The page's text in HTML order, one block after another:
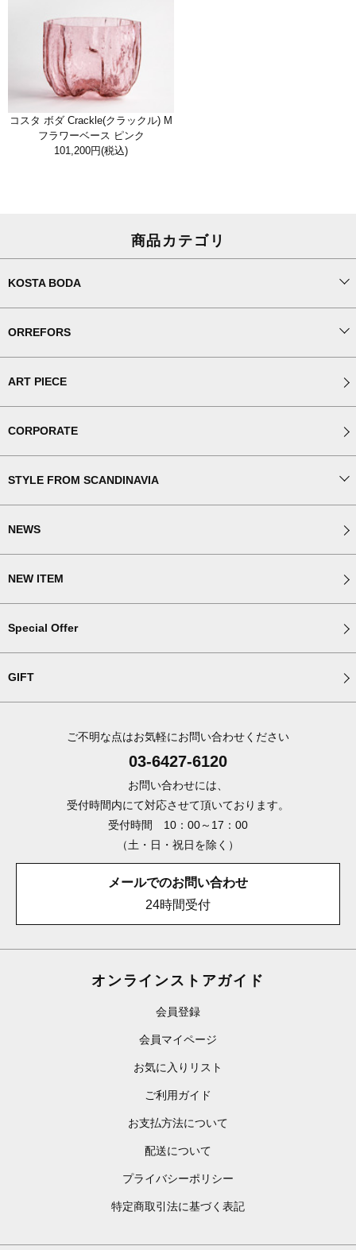
コスタ ボダ Crackle(クラックル) M
フラワーベース ピンク
101,200円(税込)
商品カテゴリ
KOSTA BODA
ORREFORS
ART PIECE
CORPORATE
STYLE FROM SCANDINAVIA
NEWS
NEW ITEM
Special Offer
GIFT
ご不明な点はお気軽にお問い合わせください
03-6427-6120
お問い合わせには、
受付時間内にて対応させて頂いております。
受付時間 10：00～17：00
（土・日・祝日を除く）
メールでのお問い合わせ
24時間受付
オンラインストアガイド
会員登録
会員マイページ
お気に入りリスト
ご利用ガイド
お支払方法について
配送について
プライバシーポリシー
特定商取引法に基づく表記